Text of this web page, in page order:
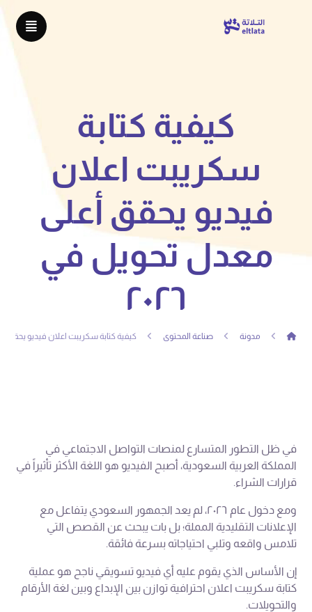
كيفية كتابة
سكريبت اعلان
فيديو يحقق أعلى
معدل تحويل في
٢٠٢٦
مدونة صناعة المحتوى كيفية كتابة سكريبت اعلان فيديو يحقق
في ظل التطور المتسارع لمنصات التواصل الاجتماعي في
المملكة العربية السعودية، أصبح الفيديو هو اللغة الأكثر تأثيراً في
قرارات الشراء.
ومع دخول عام ٢٠٢٦، لم يعد الجمهور السعودي يتفاعل مع
الإعلانات التقليدية المملة؛ بل بات يبحث عن القصص التي
تلامس واقعه وتلبي احتياجاته بسرعة فائقة.
إن الأساس الذي يقوم عليه أي فيديو تسويقي ناجح هو عملية
كتابة سكريبت اعلان احترافية توازن بين الإبداع وبين لغة الأرقام
والتحويلات.